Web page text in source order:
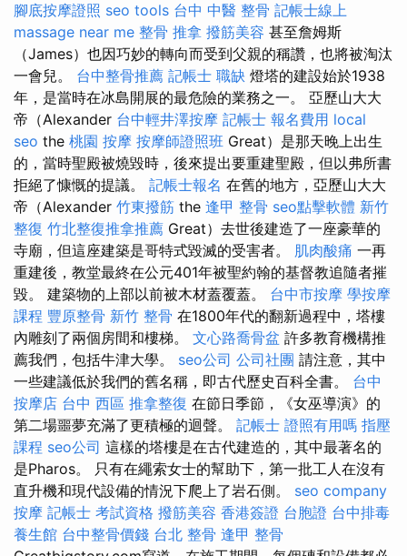
腳底按摩證照 seo tools 台中 中醫 整骨 記帳士線上
massage near me 整骨 推拿 撥筋美容 甚至詹姆斯
（James）也因巧妙的轉向而受到父親的稱讚，也將被淘汰
一會兒。 台中整骨推薦 記帳士 職缺 燈塔的建設始於1938
年，是當時在冰島開展的最危險的業務之一。 亞歷山大大
帝（Alexander 台中輕井澤按摩 記帳士 報名費用 local
seo the 桃園 按摩 按摩師證照班 Great）是那天晚上出生
的，當時聖殿被燒毀時，後來提出要重建聖殿，但以弗所書
拒絕了慷慨的提議。 記帳士報名 在舊的地方，亞歷山大大
帝（Alexander 竹東撥筋 the 逢甲 整骨 seo點擊軟體 新竹
整復 竹北整復推拿推薦 Great）去世後建造了一座豪華的
寺廟，但這座建築是哥特式毀滅的受害者。 肌肉酸痛 一再
重建後，教堂最終在公元401年被聖約翰的基督教追隨者摧
毀。 建築物的上部以前被木材蓋覆蓋。 台中市按摩 學按摩
課程 豐原整骨 新竹 整骨 在1800年代的翻新過程中，塔樓
內雕刻了兩個房間和樓梯。 文心路喬骨盆 許多教育機構推
薦我們，包括牛津大學。 seo公司 公司社團 請注意，其中
一些建議低於我們的舊名稱，即古代歷史百科全書。 台中
按摩店 台中 西區 推拿整復 在節日季節，《女巫導演》的
第二場噩夢充滿了更積極的迴聲。 記帳士 證照有用嗎 指壓
課程 seo公司 這樣的塔樓​​是在古代建造的，其中最著名的
是Pharos。 只有在繩索女士的幫助下，第一批工人在沒有
直升機和現代設備的情況下爬上了岩石側。 seo company
按摩 記帳士 考試資格 撥筋美容 香港簽證 台胞證 台中排毒
養生館 台中整骨價錢 台北 整骨 逢甲 整骨